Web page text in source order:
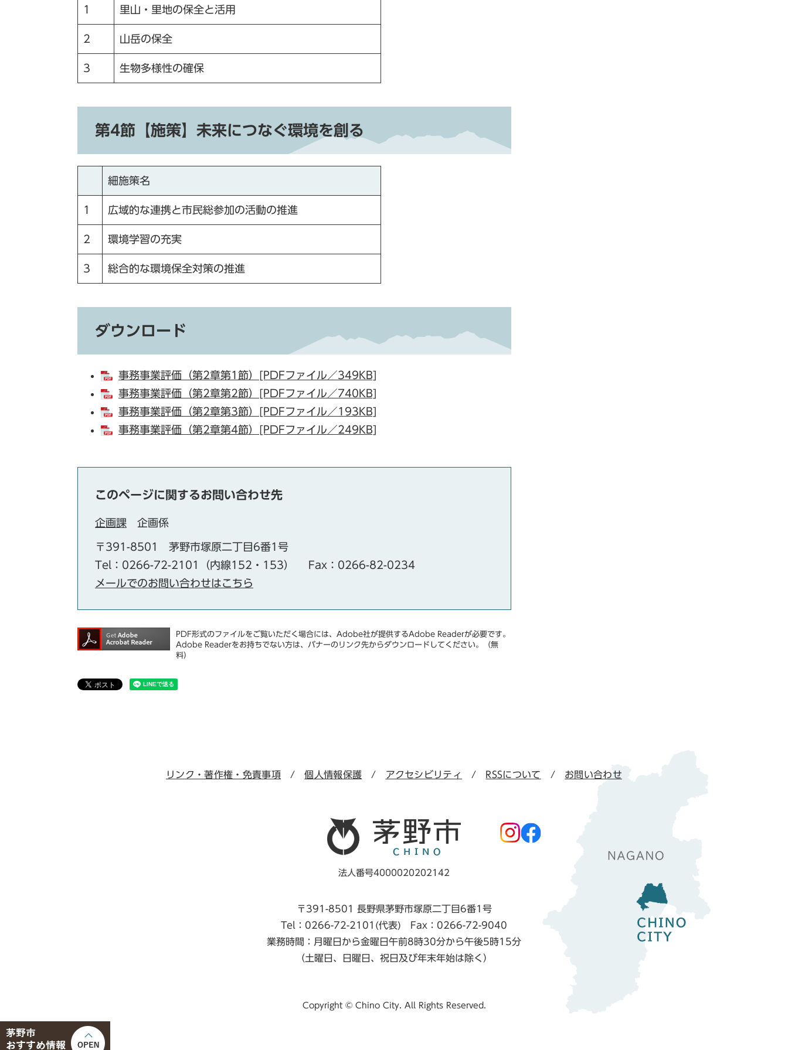
1 里山・里地の保全と活用
2 山岳の保全
3 生物多様性の確保
第4節【施策】未来につなぐ環境を創る
細施策名
1 広域的な連携と市民総参加の活動の推進
2 環境学習の充実
3 総合的な環境保全対策の推進
ダウンロード
事務事業評価（第2章第1節）[PDFファイル／349KB]
事務事業評価（第2章第2節）[PDFファイル／740KB]
事務事業評価（第2章第3節）[PDFファイル／193KB]
事務事業評価（第2章第4節）[PDFファイル／249KB]
このページに関するお問い合わせ先
企画課 企画係
〒391-8501
茅野市塚原二丁目6番1号
Tel：0266-72-2101（内線152・153）
Fax：0266-82-0234
メールでのお問い合わせはこちら
PDF形式のファイルをご覧いただく場合には、Adobe社が提供するAdobe Readerが必要です。
Adobe Readerをお持ちでない方は、バナーのリンク先からダウンロードしてください。（無
料）
リンク・著作権・免責事項 個人情報保護 アクセシビリティ RSSについて お問い合わせ
法人番号4000020202142
〒391-8501 長野県茅野市塚原二丁目6番1号
Tel：0266-72-2101(代表) Fax：0266-72-9040
業務時間：月曜日から金曜日午前8時30分から午後5時15分
（土曜日、日曜日、祝日及び年末年始は除く）
Copyright © Chino City. All Rights Reserved.